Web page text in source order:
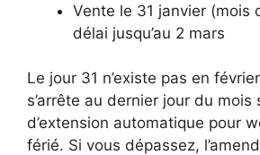
Vente le 31 janvier (mois
délai jusqu’au 2 mars
Le jour 31 n’existe pas en
s’arrête au dernier jour du mois
d’extension automatique pour
férié. Si vous dépassez,